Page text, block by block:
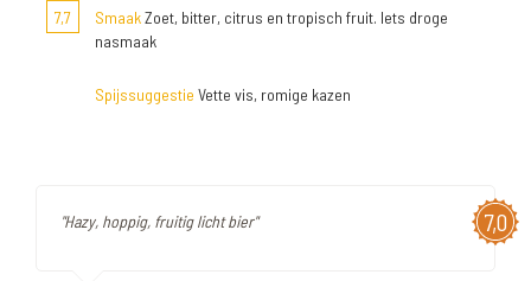
7,7 SmaakZoet, bitter, citrus en tropisch fruit. Iets droge
nasmaak
Spijssuggestie Vette vis, romige kazen
7,0
"Hazy, hoppig, fruitig licht bier"